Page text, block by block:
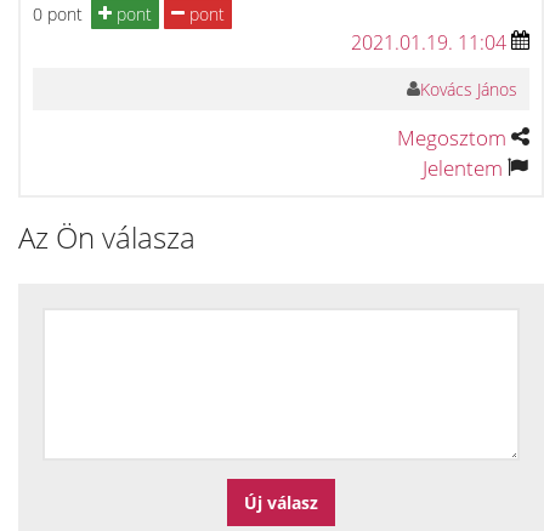
0 pont pont pont
2021.01.19. 11:04
Kovács János
Megosztom
Jelentem
Az Ön válasza